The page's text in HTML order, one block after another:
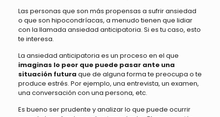
Las personas que son más propensas a sufrir ansiedad
o que son hipocondríacas, a menudo tienen que lidiar
con la llamada ansiedad anticipatoria. Si es tu caso, esto
te interesa.
La ansiedad anticipatoria es un proceso en el que
imaginas lo peor que puede pasar ante una
situación futura que de alguna forma te preocupa o te
produce estrés. Por ejemplo, una entrevista, un examen,
una conversación con una persona, etc.
Es bueno ser prudente y analizar lo que puede ocurrir